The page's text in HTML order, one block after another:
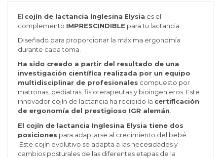
El cojín de lactancia Inglesina Elysia es el
complemento IMPRESCINDIBLE para tu lactancia.
Diseñado para proporcionar la máxima ergonomía
durante cada toma.
Ha sido creado a partir del resultado de una
investigación científica realizada por un equipo
multidisciplinar de profesionales compuesto por
matronas, pediatras, fisioterapeutas y bioingenieros. Este
innovador cojín de lactancia ha recibido la certificación
de ergonomía del prestigioso IGR alemán.
El cojín de lactancia Inglesina Elysia tiene dos
posiciones para adaptarse al crecimiento del bebé.
Este cojín evolutivo se adapta a las necesidades y
cambios posturales de las diferentes etapas de la